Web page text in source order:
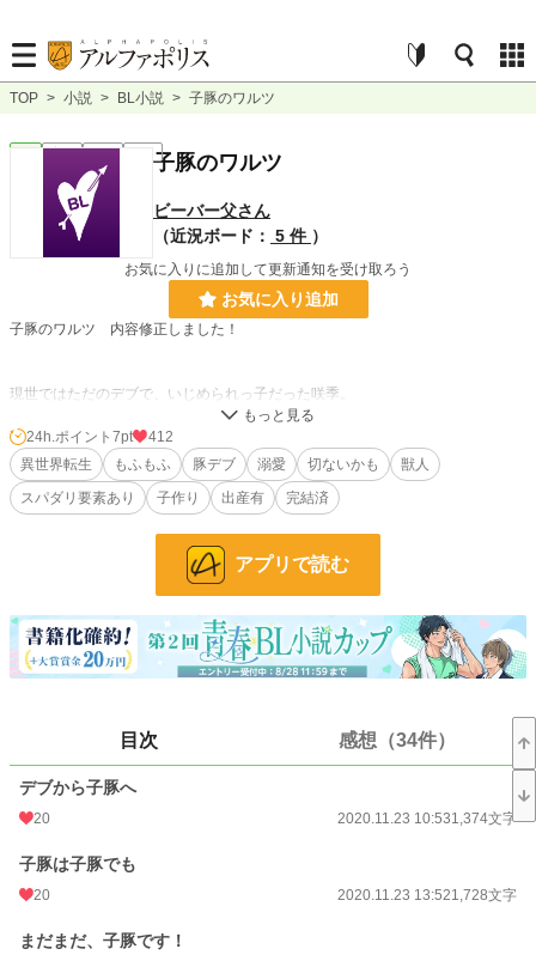
TOP > 小説 > BL小説 > 子豚のワルツ
完結 長編 子豚のワルツ
ビーバー父さん
（近況ボード： 5 件 ）
お気に入りに追加して更新通知を受け取ろう
お気に入り追加
子豚のワルツ 内容修正しました！
現世ではただのデブで、いじめられっ子だった咲季。
テンプレ通り車に轢かれた時に、神様に言われたのは、「勇者候補を召喚したの
に、巻き込まれて来ちゃったけど、まあ、なんかあるかもしれないから、従魔と
して転生させる」と言われた。
ただのデブが、従魔される子豚になっただけだったはずが…
なぜか、キラッキラの獅子王太子に溺愛かと思ったら…
裏切られ傷つけられて、出て行った咲季を追いかける人物にほだされてしまう話
小説 37,165 位 / 228,650 件
BL
お気に入り
24h.ポイント
文字数 197,068
24h.ポイント 7pt
412
異世界転生
もふもふ 豚デブ 溺愛 切ないかも
獣人
スパダリ要素あり
子作り 出産有 完結済
アプリで読む
目次 感想（34件）
デブから子豚へ
20 2020.11.23 10:531,374文字
子豚は子豚でも
20 2020.11.23 13:521,728文字
まだまだ、子豚です！